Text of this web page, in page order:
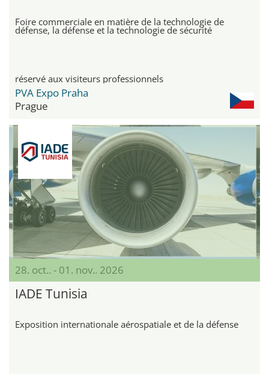
Foire commerciale en matière de la technologie de
défense, la défense et la technologie de sécurité
réservé aux visiteurs professionnels
PVA Expo Praha
Prague
28. oct.. - 01. nov.. 2026
IADE Tunisia
Exposition internationale aérospatiale et de la défense